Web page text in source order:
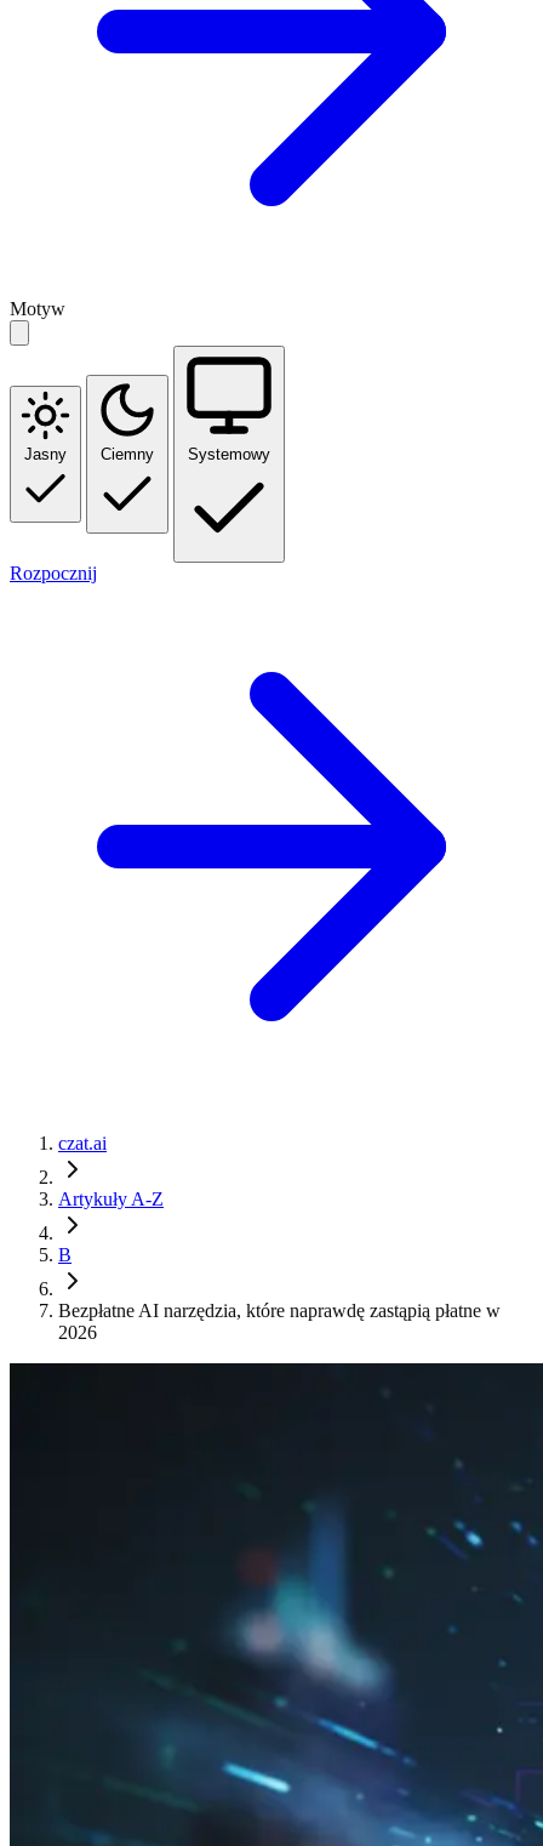
Motyw
Jasny Ciemny Systemowy
Rozpocznij
czat.ai
Artykuły A-Z
B
Bezpłatne AI narzędzia, które naprawdę zastąpią płatne w
2026